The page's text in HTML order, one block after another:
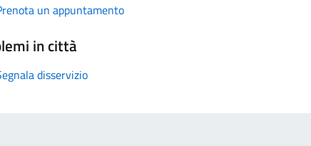
un appuntamento
in città
disservizio